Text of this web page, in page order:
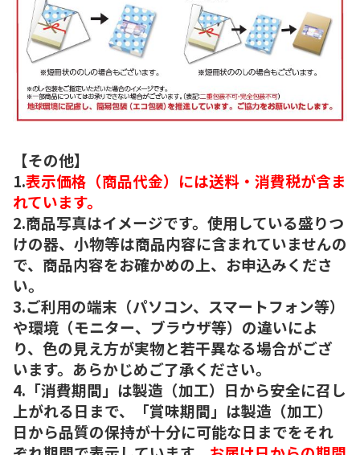
【その他】
1.表示価格（商品代金）には送料・消費税が含ま
れています。
2.商品写真はイメージです。使用している盛りつ
けの器、小物等は商品内容に含まれていませんの
で、商品内容をお確かめの上、お申込みくださ
い。
3.ご利用の端末（パソコン、スマートフォン等）
や環境（モニター、ブラウザ等）の違いによ
り、色の見え方が実物と若干異なる場合がござ
います。あらかじめご了承ください。
4.「消費期間」は製造（加工）日から安全に召し
上がれる日まで、「賞味期間」は製造（加工）
日から品質の保持が十分に可能な日までをそれ